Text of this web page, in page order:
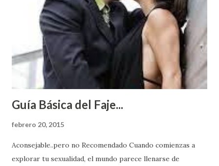
Guía Básica del Faje...
febrero 20, 2015
Aconsejable..pero no Recomendado Cuando comienzas a
explorar tu sexualidad, el mundo parece llenarse de